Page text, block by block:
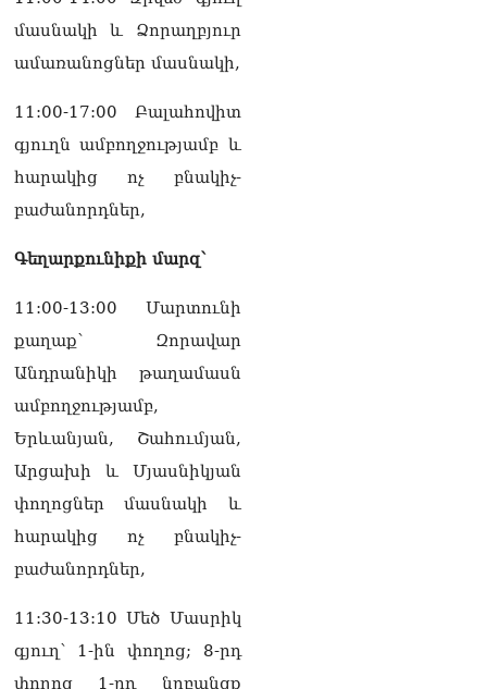
մասնակի և Ձորաղբյուր
ամառանոցներ մասնակի,
11:00-17:00 Բալահովիտ
գյուղն ամբողջությամբ և
հարակից ոչ բնակիչ-
բաժանորդներ,
Գեղարքունիքի մարզ՝
11:00-13:00 Մարտունի
քաղաք՝ Զորավար
Անդրանիկի թաղամասն
ամբողջությամբ,
Երևանյան, Շահումյան,
Արցախի և Մյասնիկյան
փողոցներ մասնակի և
հարակից ոչ բնակիչ-
բաժանորդներ,
11:30-13:10 Մեծ Մասրիկ
գյուղ՝ 1-ին փողոց; 8-րդ
փողոց 1-րդ նրբանցք